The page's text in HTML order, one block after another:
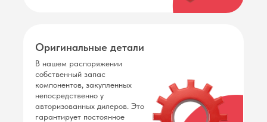
Оригинальные детали
В нашем распоряжении
собственный запас
компонентов, закупленных
непосредственно у
авторизованных дилеров. Это
гарантирует постоянное